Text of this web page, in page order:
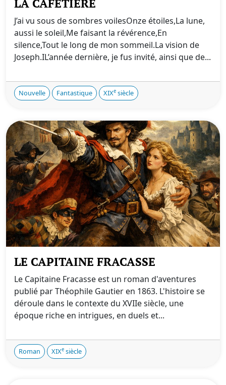
LA CAFETIÈRE
J’ai vu sous de sombres voiles Onze étoiles,La lune,
aussi le soleil,Me faisant la révérence, En
silence,Tout le long de mon sommeil. La vision de
Joseph.IL’année dernière, je fus invité, ainsi que de...
Nouvelle Fantastique XIXe siècle
LE CAPITAINE FRACASSE
Le Capitaine Fracasse est un roman d'aventures
publié par Théophile Gautier en 1863. L'histoire se
déroule dans le contexte du XVIIe siècle, une
époque riche en intrigues, en duels et...
Roman XIXe siècle